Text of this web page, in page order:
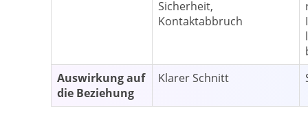
Sicherheit,
Kontaktabbruch
Auswirkung auf
die Beziehung
Klarer Schnitt